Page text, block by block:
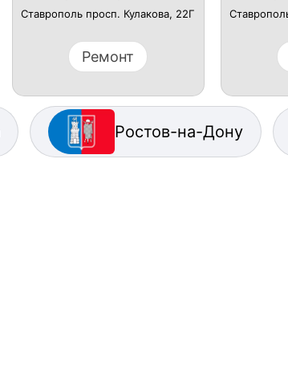
Ставрополь просп. Кулакова, 22Г
Ремонт
Ростов-на-Дону